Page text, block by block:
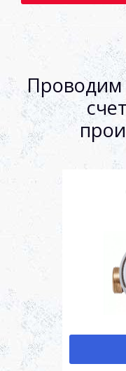
Проводим